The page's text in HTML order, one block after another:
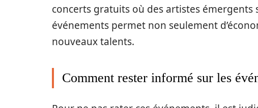
concerts gratuits où des artistes émergents
événements permet non seulement
nouveaux talents.
Comment rester informé sur les